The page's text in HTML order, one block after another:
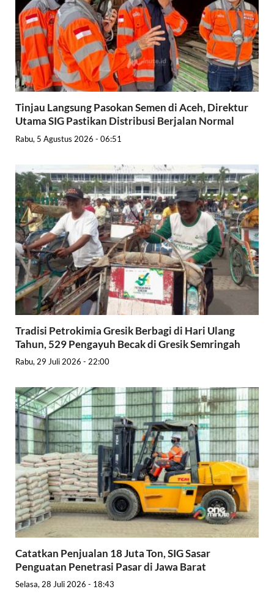
Tinjau Langsung Pasokan Semen di Aceh, Direktur
Utama SIG Pastikan Distribusi Berjalan Normal
Rabu, 5 Agustus 2026 - 06:51
Tradisi Petrokimia Gresik Berbagi di Hari Ulang
Tahun, 529 Pengayuh Becak di Gresik Semringah
Rabu, 29 Juli 2026 - 22:00
Catatkan Penjualan 18 Juta Ton, SIG Sasar
Penguatan Penetrasi Pasar di Jawa Barat
Selasa, 28 Juli 2026 - 18:43